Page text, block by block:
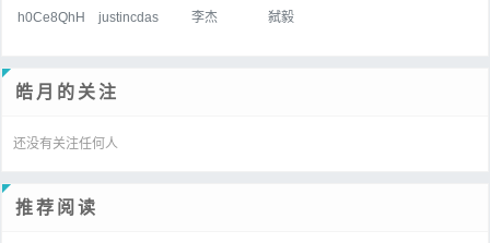
h0Ce8QhH justincdas 李杰 弑毅
皓月的关注
还没有关注任何人
推荐阅读